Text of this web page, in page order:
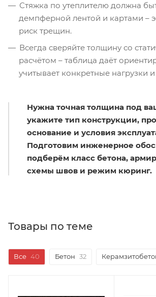
Стяжка по утеплителю должна
демпферной лентой и картами –
риск трещин.
Всегда сверяйте толщину со
расчётом – таблица даёт
учитывает конкретные нагрузки
Нужна точная толщина под
укажите тип конструкции,
основание и условия
Подготовим инженерное
подберём класс бетона,
схемы швов и режим кюринг.
Товары по теме
Все 40 Бетон 32